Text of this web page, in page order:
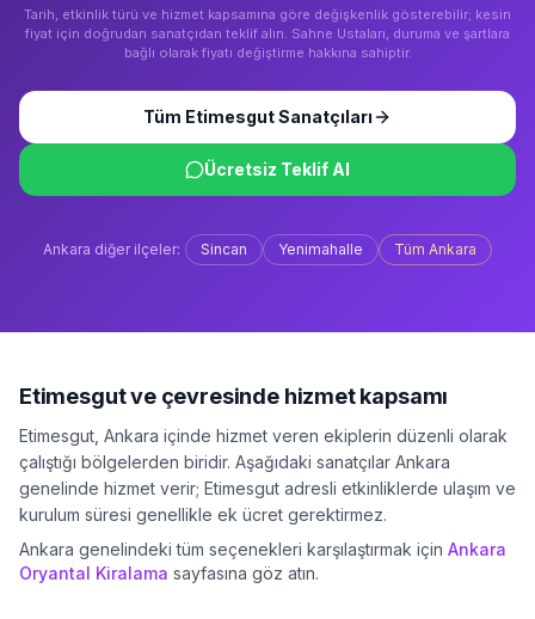
Tarih, etkinlik türü ve hizmet kapsamına göre değişkenlik gösterebilir; kesin
fiyat için doğrudan sanatçıdan teklif alın. Sahne Ustaları, duruma ve şartlara
bağlı olarak fiyatı değiştirme hakkına sahiptir.
Tüm EtimesgutSanatçıları
Ücretsiz Teklif Al
Ankara diğer ilçeler: Sincan Yenimahalle Tüm Ankara
Etimesgutve çevresinde hizmet kapsamı
Etimesgut Ankara içinde hizmet veren ekiplerin düzenli olarak
çalıştığı bölgelerden biridir. Aşağıdaki sanatçılar Ankara
genelinde hizmet verir; Etimesgut adresli etkinliklerde ulaşım ve
kurulum süresi genellikle ek ücret gerektirmez.
Ankara genelindeki tüm seçenekleri karşılaştırmak için Ankara
Oryantal Kiralama sayfasına göz atın.